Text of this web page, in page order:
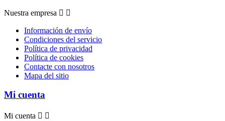
Nuestra empresa  
Información de envío
Condiciones del servicio
Política de privacidad
Política de cookies
Contacte con nosotros
Mapa del sitio
Mi cuenta
Mi cuenta  